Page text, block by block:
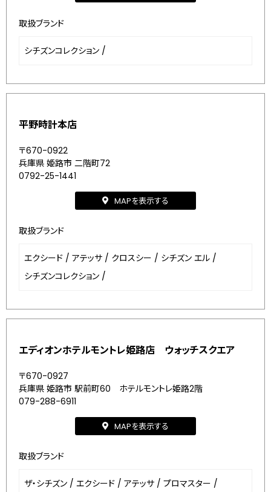
取扱ブランド
シチズンコレクション /
平野時計本店
〒670-0922
兵庫県 姫路市 二階町72
0792-25-1441
MAPを表示する
取扱ブランド
エクシード / アテッサ / クロスシー / シチズン エル /
シチズンコレクション /
エディオンホテルモントレ姫路店 ウォッチスクエア
〒670-0927
兵庫県 姫路市 駅前町60 ホテルモントレ姫路2階
079-288-6911
MAPを表示する
取扱ブランド
ザ・シチズン / エクシード / アテッサ / プロマスター /